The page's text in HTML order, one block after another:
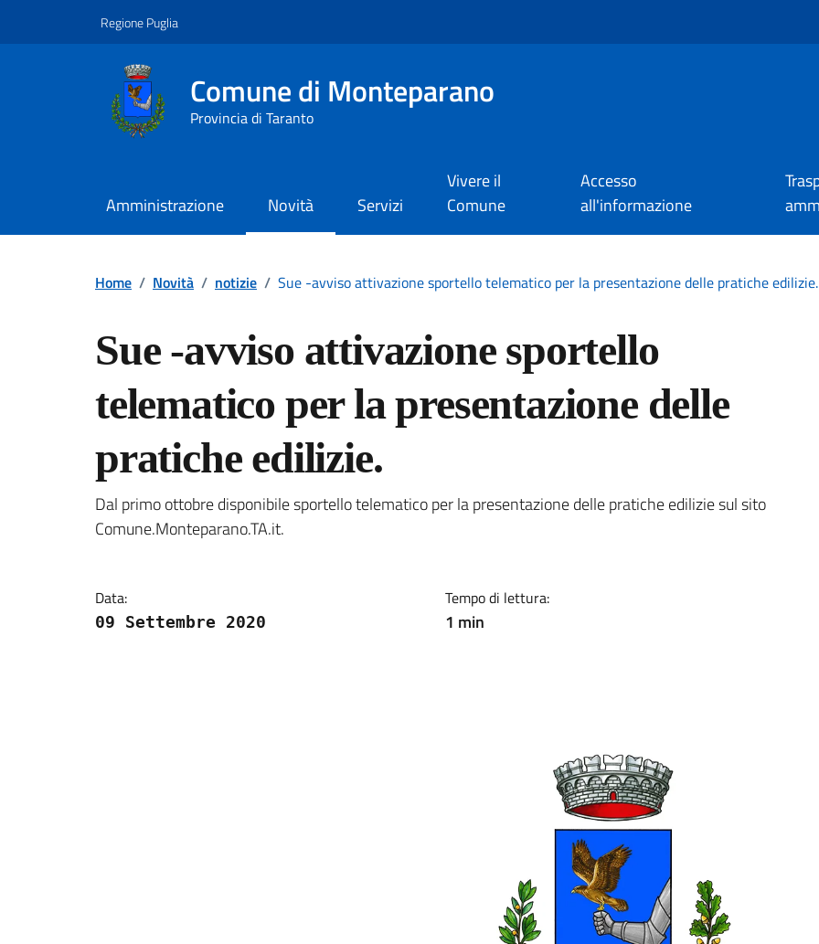
Regione Puglia
Comune di Monteparano
Provincia di Taranto
Amministrazione Novità Servizi
Vivere il
Comune
Accesso
all'informazione
Home / Novità / notizie / Sue -avviso attivazione sportello telematico per la presentazione delle pratiche edilizie.
Sue -avviso attivazione sportello
telematico per la presentazione delle
pratiche edilizie.
Dettagli della notizia
Dal primo ottobre disponibile sportello telematico per la presentazione delle pratiche edilizie sul sito
Comune.Monteparano.TA.it.
Data:
09 Settembre 2020
Tempo di lettura:
1 min